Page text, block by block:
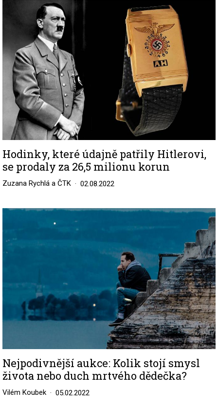
Hodinky, které údajně patřily Hitlerovi,
se prodaly za 26,5 milionu korun
Zuzana Rychlá a ČTK 02.08.2022
Image
Nejpodivnější aukce: Kolik stojí smysl
života nebo duch mrtvého dědečka?
Vilém Koubek 05.02.2022